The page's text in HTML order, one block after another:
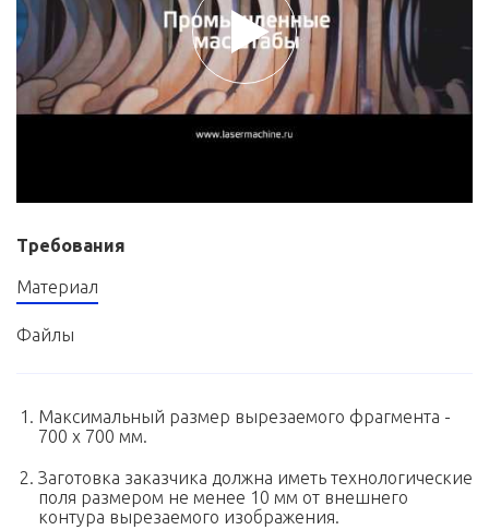
Требования
Материал
Файлы
Максимальный размер вырезаемого фрагмента -
700 х 700 мм.
Заготовка заказчика должна иметь технологические
поля размером не менее 10 мм от внешнего
контура вырезаемого изображения.